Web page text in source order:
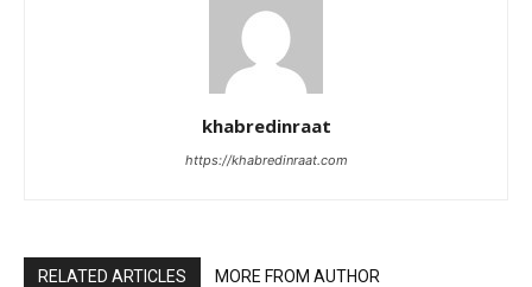
khabredinraat
https://khabredinraat.com
RELATED ARTICLES MORE FROM AUTHOR